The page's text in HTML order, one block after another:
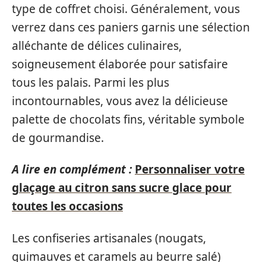
type de coffret choisi. Généralement, vous
verrez dans ces paniers garnis une sélection
alléchante de délices culinaires,
soigneusement élaborée pour satisfaire
tous les palais. Parmi les plus
incontournables, vous avez la délicieuse
palette de chocolats fins, véritable symbole
de gourmandise.
A lire en complément : Personnaliser votre
glaçage au citron sans sucre glace pour
toutes les occasions
Les confiseries artisanales (nougats,
guimauves et caramels au beurre salé)